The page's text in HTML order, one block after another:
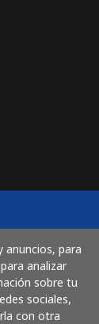
anuncios, para
analizar
sobre tu
sociales,
con otra